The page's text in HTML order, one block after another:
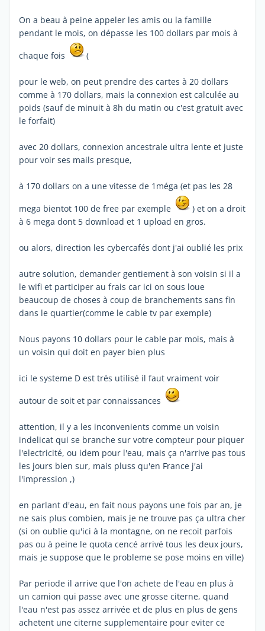
On a beau à peine appeler les amis ou la famille
pendant le mois, on dépasse les 100 dollars par mois à
chaque fois
(
pour le web, on peut prendre des cartes à 20 dollars
comme à 170 dollars, mais la connexion est calculée au
poids (sauf de minuit à 8h du matin ou c'est gratuit avec
le forfait)
avec 20 dollars, connexion ancestrale ultra lente et juste
pour voir ses mails presque,
à 170 dollars on a une vitesse de 1méga (et pas les 28
mega bientot 100 de free par exemple
) et on a droit
à 6 mega dont 5 download et 1 upload en gros.
ou alors, direction les cybercafés dont j'ai oublié les prix
autre solution, demander gentiement à son voisin si il a
le wifi et participer au frais car ici on sous loue
beaucoup de choses à coup de branchements sans fin
dans le quartier(comme le cable tv par exemple)
Nous payons 10 dollars pour le cable par mois, mais à
un voisin qui doit en payer bien plus
ici le systeme D est trés utilisé il faut vraiment voir
autour de soit et par connaissances
attention, il y a les inconvenients comme un voisin
indelicat qui se branche sur votre compteur pour piquer
l'electricité, ou idem pour l'eau, mais ça n'arrive pas tous
les jours bien sur, mais pluss qu'en France j'ai
l'impression ,)
en parlant d'eau, en fait nous payons une fois par an, je
ne sais plus combien, mais je ne trouve pas ça ultra cher
(si on oublie qu'ici à la montagne, on ne recoit parfois
pas ou à peine le quota cencé arrivé tous les deux jours,
mais je suppose que le probleme se pose moins en ville)
Par periode il arrive que l'on achete de l'eau en plus à
un camion qui passe avec une grosse citerne, quand
l'eau n'est pas assez arrivée et de plus en plus de gens
achetent une citerne supplementaire pour eviter ce